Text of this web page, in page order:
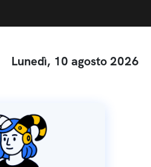
Lunedì, 10 agosto 2026